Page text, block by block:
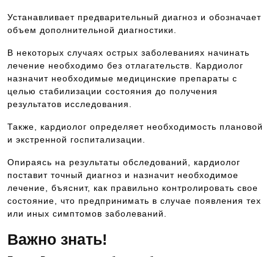
Устанавливает предварительный диагноз и обозначает
объем дополнительной диагностики.
В некоторых случаях острых заболеваниях начинать
лечение необходимо без отлагательств. Кардиолог
назначит необходимые медицинские препараты с
целью стабилизации состояния до получения
результатов исследования.
Также, кардиолог определяет необходимость плановой
и экстренной госпитализации.
Опираясь на результаты обследований, кардиолог
поставит точный диагноз и назначит необходимое
лечение, бъяснит, как правильно контролировать свое
состояние, что предпринимать в случае появления тех
или иных симптомов заболеваний.
Важно знать!